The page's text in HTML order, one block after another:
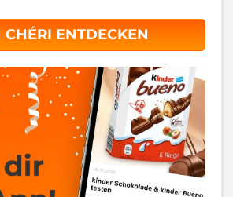
CHÉRI ENTDECKEN